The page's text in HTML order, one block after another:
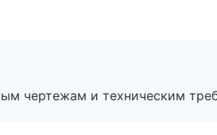
чертежам и техническим